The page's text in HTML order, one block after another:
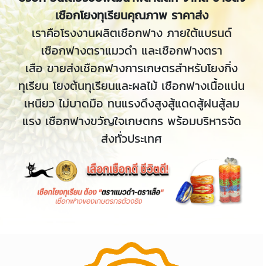
เชือกโยงทุเรียนคุณภาพ ราคาส่ง
เราคือโรงงานผลิตเชือกฟาง ภายใต้แบรนด์
เชือกฟางตราแมวดำ และเชือกฟางตรา
เสือ ขายส่งเชือกฟางการเกษตรสำหรับโยงกิ่ง
ทุเรียน โยงต้นทุเรียนและผลไม้ เชือกฟางเนื้อแน่น
เหนียว ไม่บาดมือ ทนแรงดึงสูงสู้แดดสู้ฝนสู้ลม
แรง เชือกฟางขวัญใจเกษตกร พร้อมบริหารจัด
ส่งทั่วประเทศ